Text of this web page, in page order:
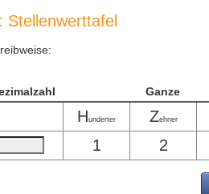
Stellenwerttafel
Ganze
Hunderter Zehner
1 2